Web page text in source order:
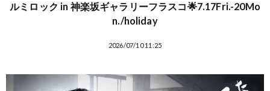
ルミロック in 神楽坂ギャラリーフラスコ🌟7.17Fri.-20Mo
n./holiday
2026/07/10 11:25